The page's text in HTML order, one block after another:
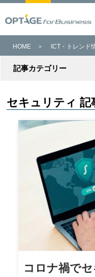
HOME＞ ICT・トレンド
セキュリティ 記
コロナ禍で
記事カテゴリー